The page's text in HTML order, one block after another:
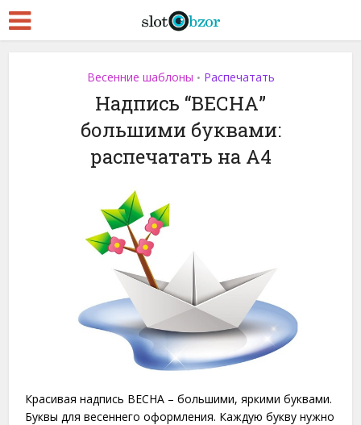
Весенние шаблоны • Распечатать
Надпись “ВЕСНА”
большими буквами:
распечатать на A4
Красивая надпись ВЕСНА – большими, яркими буквами.
Буквы для весеннего оформления. Каждую букву нужно